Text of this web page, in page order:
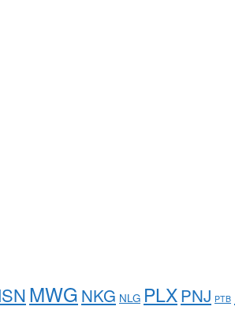
MWG NKG NLG PLXPNJ PTB